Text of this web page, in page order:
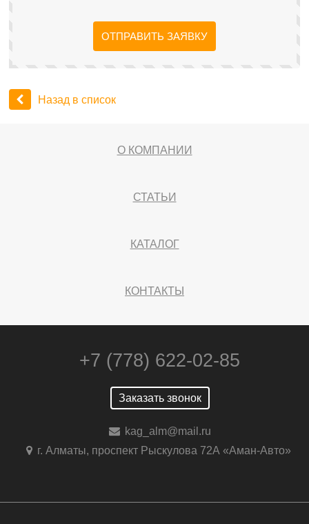
ОТПРАВИТЬ ЗАЯВКУ
Назад в список
О КОМПАНИИ
СТАТЬИ
КАТАЛОГ
КОНТАКТЫ
+7 (778) 622-02-85
Заказать звонок
kag_alm@mail.ru
г. Алматы, проспект Рыскулова 72А «Аман-Авто»